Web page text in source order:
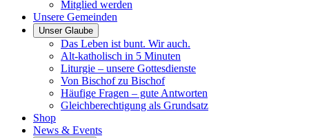
Mitglied werden
Unsere Gemeinden
Unser Glaube
Das Leben ist bunt. Wir auch.
Alt-katholisch in 5 Minuten
Liturgie – unsere Gottesdienste
Von Bischof zu Bischof
Häufige Fragen – gute Antworten
Gleichberechtigung als Grundsatz
Shop
News & Events